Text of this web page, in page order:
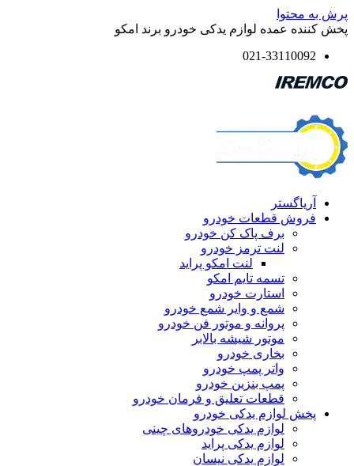
پرش به محتوا
پخش کننده عمده لوازم یدکی خودرو برند امکو
021-33110092
آریاگستر
فروش قطعات خودرو
برف پاک کن خودرو
لنت ترمز خودرو
لنت امکو پراید
تسمه تایم امکو
استارت خودرو
شمع و وایر شمع خودرو
پروانه و موتور فن خودرو
موتور شیشه بالابر
بخاری خودرو
واتر پمپ خودرو
پمپ بنزین خودرو
قطعات تعلیق و فرمان خودرو
پخش لوازم یدکی خودرو
لوازم یدکی خودروهای چینی
لوازم یدکی پراید
لوازم یدکی نیسان